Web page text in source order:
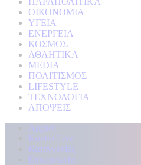
ΟΙΚΟΝΟΜΙΑ
ΥΓΕΙΑ
ΕΝΕΡΓΕΙΑ
ΚΟΣΜΟΣ
ΑΘΛΗΤΙΚΑ
MEDIA
ΠΟΛΙΤΙΣΜΟΣ
LIFESTYLE
ΤΕΧΝΟΛΟΓΙΑ
ΑΠΟΨΕΙΣ
Αρχική
Kontra Live
Καταγγελίες
Επικοινωνία